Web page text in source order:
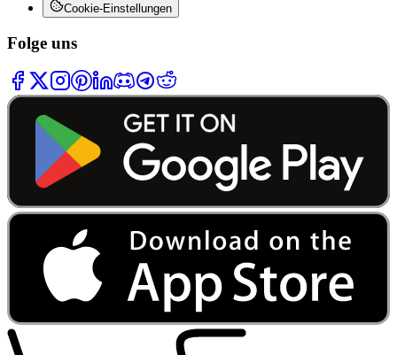
Cookie-Einstellungen
Folge uns